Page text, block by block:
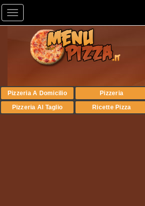
Toggle navigation
Pizzeria A Domicilio Pizzeria
Pizzeria Al Taglio
Ricette Pizza